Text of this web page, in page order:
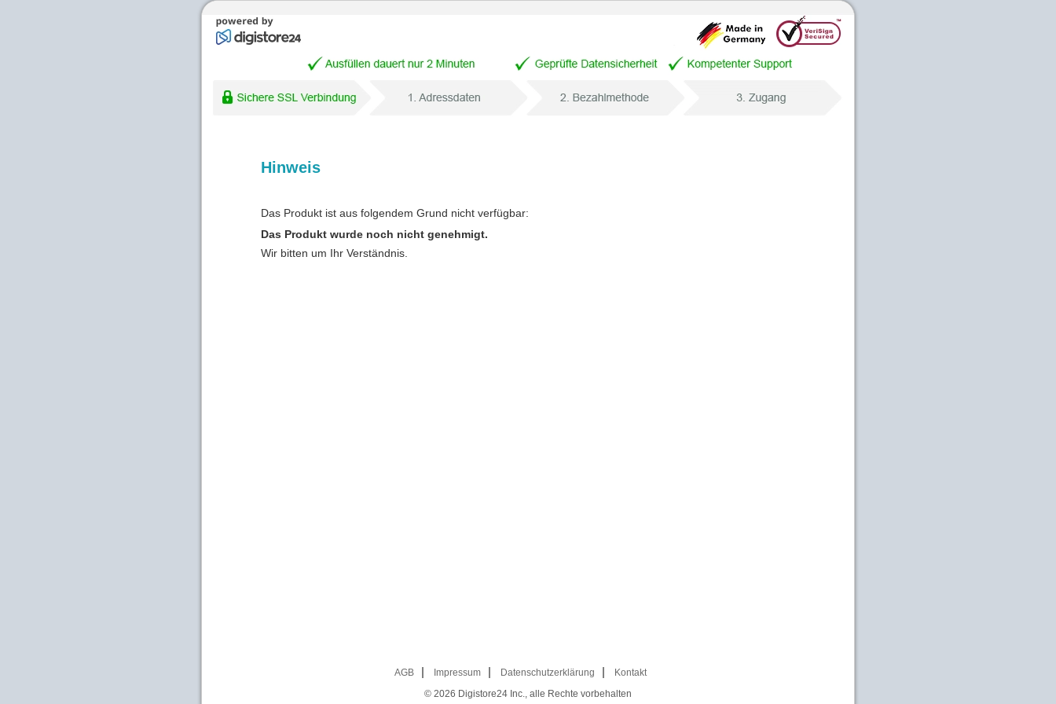
Hinweis
Das Produkt ist aus folgendem Grund nicht verfügbar:
Das Produkt wurde noch nicht genehmigt.
Wir bitten um Ihr Verständnis.
AGB Impressum Datenschutzerklärung
Kontakt
© 2026 Digistore24 Inc., alle Rechte vorbehalten